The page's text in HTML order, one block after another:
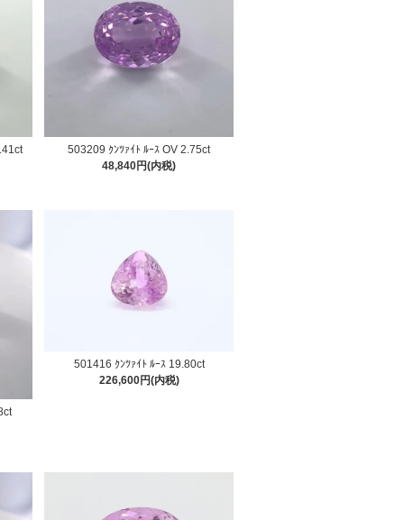
503209 ｸﾝﾂｧｲﾄ ﾙｰｽ OV 2.75ct
48,840円(内税)
501416 ｸﾝﾂｧｲﾄ ﾙｰｽ 19.80ct
226,600円(内税)